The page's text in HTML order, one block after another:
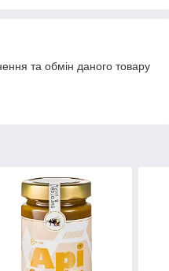
та обмін даного товару